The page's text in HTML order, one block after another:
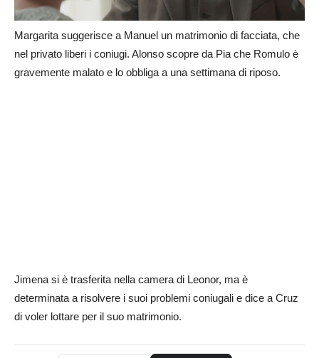
Margarita suggerisce a Manuel un matrimonio di facciata, che
nel privato liberi i coniugi. Alonso scopre da Pia che Romulo è
gravemente malato e lo obbliga a una settimana di riposo.
Jimena si è trasferita nella camera di Leonor, ma è
determinata a risolvere i suoi problemi coniugali e dice a Cruz
di voler lottare per il suo matrimonio.